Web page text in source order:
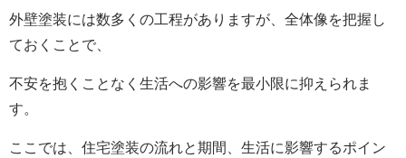
外壁塗装には数多くの工程がありますが、全体像を把握し
ておくことで、
不安を抱くことなく生活への影響を最小限に抑えられま
す。
ここでは、住宅塗装の流れと期間、生活に影響するポイン